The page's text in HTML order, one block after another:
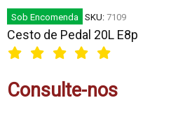
Sob Encomenda SKU: 7109
Cesto de Pedal 20L E8p
Consulte-nos